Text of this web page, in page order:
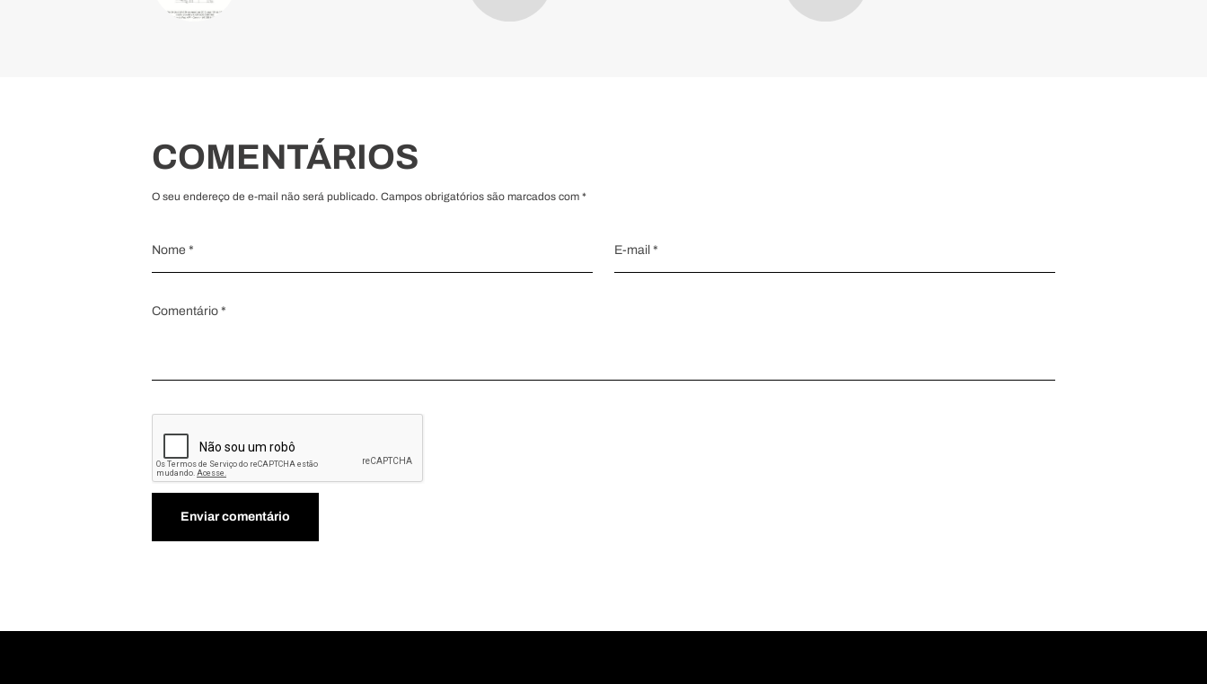
COMENTÁRIOS
O seu endereço de e-mail não será publicado. Campos obrigatórios são marcados com *